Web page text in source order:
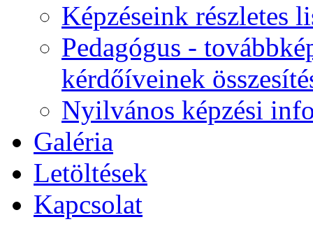
Képzéseink részletes
Pedagógus -
kérdőíveinek
Nyilvános képzési
Galéria
Letöltések
Kapcsolat